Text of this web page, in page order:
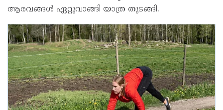
ആരവങ്ങൾ ഏറ്റുവാങ്ങി യാത്ര തുടങ്ങി.